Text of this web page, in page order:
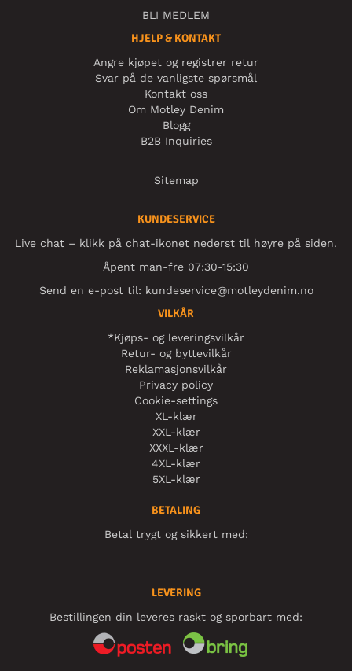
BLI MEDLEM
HJELP & KONTAKT
Angre kjøpet og registrer retur
Svar på de vanligste spørsmål
Kontakt oss
Om Motley Denim
Blogg
B2B Inquiries
Sitemap
KUNDESERVICE
Live chat – klikk på chat-ikonet nederst til høyre på siden.
Åpent man-fre 07:30-15:30
Send en e-post til: kundeservice@motleydenim.no
VILKÅR
*Kjøps- og leveringsvilkår
Retur- og byttevilkår
Reklamasjonsvilkår
Privacy policy
Cookie-settings
XL-klær
XXL-klær
XXXL-klær
4XL-klær
5XL-klær
BETALING
Betal trygt og sikkert med:
LEVERING
Bestillingen din leveres raskt og sporbart med: